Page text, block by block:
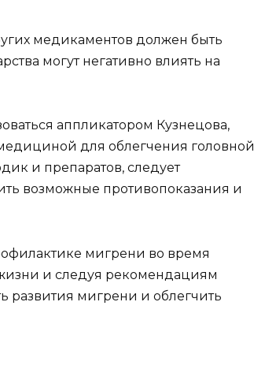
медикаментов должен быть
могут негативно влиять на
аппликатором Кузнецова,
для облегчения головной
и препаратов, следует
возможные противопоказания и
мигрени во время
и следуя рекомендациям
развития мигрени и облегчить